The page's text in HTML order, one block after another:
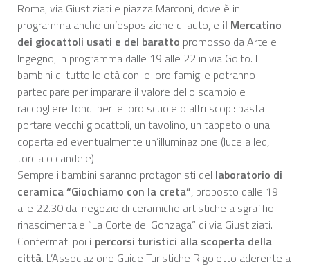
Roma, via Giustiziati e piazza Marconi, dove è in
programma anche un’esposizione di auto, e il Mercatino
dei giocattoli usati e del baratto promosso da Arte e
Ingegno, in programma dalle 19 alle 22 in via Goito. I
bambini di tutte le età con le loro famiglie potranno
partecipare per imparare il valore dello scambio e
raccogliere fondi per le loro scuole o altri scopi: basta
portare vecchi giocattoli, un tavolino, un tappeto o una
coperta ed eventualmente un’illuminazione (luce a led,
torcia o candele).
Sempre i bambini saranno protagonisti del laboratorio di
ceramica “Giochiamo con la creta”, proposto dalle 19
alle 22.30 dal negozio di ceramiche artistiche a sgraffio
rinascimentale “La Corte dei Gonzaga” di via Giustiziati.
Confermati poi i percorsi turistici alla scoperta della
città. L’Associazione Guide Turistiche Rigoletto aderente a